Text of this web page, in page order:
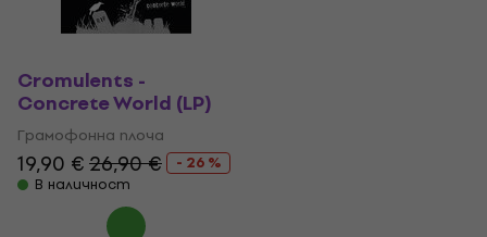
Cromulents -
Concrete World (LP)
Грамофонна плоча
19,90 €26,90 €
- 26 %
В наличност